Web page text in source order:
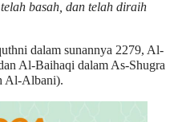
basah, dan telah diraih
dalam sunannya 2279, Al-
Al-Baihaqi dalam As-Shugra
Al-Albani).